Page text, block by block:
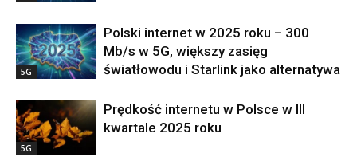
5G
Polski internet w 2025 roku – 300
Mb/s w 5G, większy zasięg
światłowodu i Starlink jako alternatywa
5G
Prędkość internetu w Polsce w III
kwartale 2025 roku